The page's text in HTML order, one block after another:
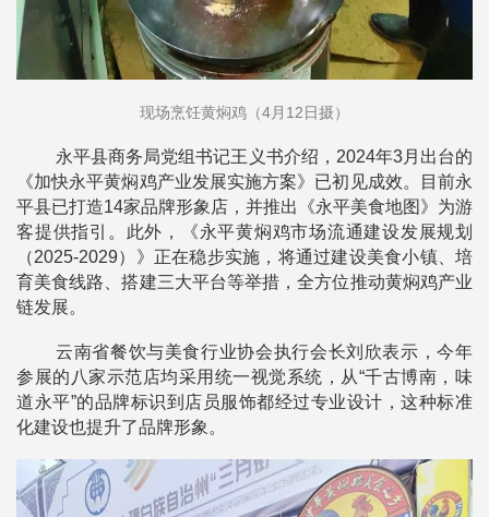
现场烹饪黄焖鸡（4月12日摄）
永平县商务局党组书记王义书介绍，2024年3月出台的
《加快永平黄焖鸡产业发展实施方案》已初见成效。目前永
平县已打造14家品牌形象店，并推出《永平美食地图》为游
客提供指引。此外，《永平黄焖鸡市场流通建设发展规划
（2025-2029）》正在稳步实施，将通过建设美食小镇、培
育美食线路、搭建三大平台等举措，全方位推动黄焖鸡产业
链发展。
云南省餐饮与美食行业协会执行会长刘欣表示，今年
参展的八家示范店均采用统一视觉系统，从“千古博南，味
道永平”的品牌标识到店员服饰都经过专业设计，这种标准
化建设也提升了品牌形象。